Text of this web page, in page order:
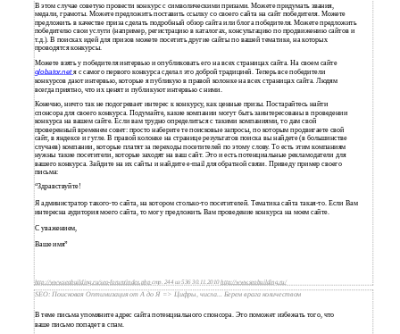
В этом случае советую провести конкурс с символическими призами. Можете придумать звания,
медали, грамоты. Можете предложить поставить ссылку со своего сайта на сайт победителя. Можете
предложить в качестве приза сделать подробный обзор сайта или блога победителя. Можете предложить
победителю свои услуги (например, регистрацию в каталогах, консультацию по продвижению сайтов и
т.д.). В поисках идей для призов можете посетить другие сайты по вашей тематике, на которых
проводятся конкурсы.
Можете взять у победителя интервью и опубликовать его на всех страницах сайта. На своем сайте
globator.netя с самого первого конкурса сделал это доброй традицией. Теперь все победители
конкурсов дают интервью, которые я публикую в правой колонке на всех страницах сайта. Людям
всегда приятно, что их ценят и публикуют интервью с ними.
Конечно, ничто так не подогревает интерес к конкурсу, как ценные призы. Постарайтесь найти
спонсора для своего конкурса. Подумайте, какие компании могут быть заинтересованы в проведении
конкурса на вашем сайте. Если вам трудно определиться с такими компаниями, то дам свой
проверенный временем совет: просто наберите те поисковые запросы, по которым продвигаете свой
сайт, в яндексе и гугле. В правой колонке на странице результатов поиска вы найдете (в большинстве
случаев) компании, которые платят за переходы посетителей по этому слову. То есть этим компаниям
нужны такие посетители, которые заходят на ваш сайт. Это и есть потенциальные рекламодатели для
вашего конкурса. Зайдите на их сайты и найдите e-mail для обратной связи. Приведу пример своего
письма:
“Здравствуйте!
Я администратор такого-то сайта, на котором столько-то посетителей. Тематика сайта такая-то. Если Вам
интересна аудитория моего сайта, то могу предложить Вам проведение конкурса на моем сайте.
С уважением,
Ваше имя”
http://www.seobuilding.ru/seo-forum/index.php стр. 244 из 536 30.11.2010http://www.seobuilding.ru/
SEO: Поисковая Оптимизация от А до Я => Цифры, числа... Берем врага количеством
В теме письма упомяните адрес сайта потенциального спонсора. Это поможет избежать того, что
ваше письмо попадет в спам.